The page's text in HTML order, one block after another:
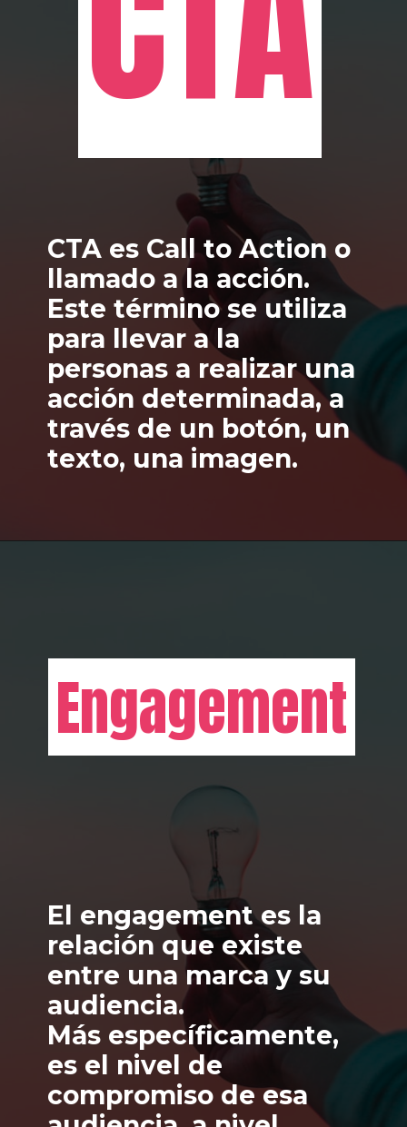
CTA es Call to Action o
llamado a la acción.
Este término se utiliza
para llevar a la
personas a realizar una
acción determinada, a
través de un botón, un
texto, una imagen.
Engagement
Engagement
El engagement es la
relación que existe
entre una marca y su
audiencia.
Más específicamente,
es el nivel de
compromiso de esa